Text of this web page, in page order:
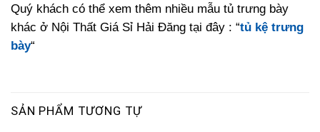
Quý khách có thể xem thêm nhiều mẫu tủ trưng bày
khác ở Nội Thất Giá Sỉ Hải Đăng tại đây : “tủ kệ trưng
bày“
SẢN PHẨM TƯƠNG TỰ